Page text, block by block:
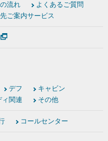
流れ
よくあるご質問
ご案内サービス
デフ
キャビン
ィ関連 その他
コールセンター